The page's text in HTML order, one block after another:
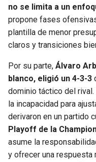
no se limita a un
propone fases
plantilla de menor
claros y transiciones
Por su parte, Álvaro
blanco, eligió un 4-3-3
dominio táctico del
la incapacidad para
derivaron en un partido
Playoff de la
asume la
y ofrecer una respuesta